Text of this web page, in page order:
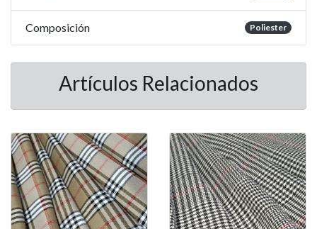
Composición Poliester
Artículos Relacionados